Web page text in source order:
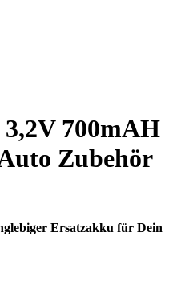
700mAH
Zubehör
Ersatzakku für Dein